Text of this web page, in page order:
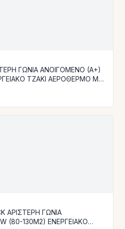
ΓΩΝΙΑ ΑΝΟΙΓΟΜΕΝΟ (A+)
ΤΖΑΚΙ ΑΕΡΟΘΕΡΜΟ ΜΕ
ΑΡΙΣΤΕΡΗ ΓΩΝΙΑ
(80-130M2) ΕΝΕΡΓΕΙΑΚΟ